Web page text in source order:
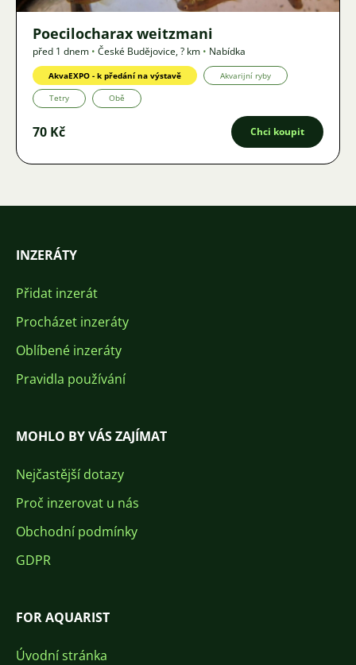
Poecilocharax weitzmani
před 1 dnem • České Budějovice,? km • Nabídka
AkvaEXPO - k předání na výstavě Akvarijní ryby
Tetry Obě
70 Kč Chci koupit
INZERÁTY
Přidat inzerát
Procházet inzeráty
Oblíbené inzeráty
Pravidla používání
MOHLO BY VÁS ZAJÍMAT
Nejčastější dotazy
Proč inzerovat u nás
Obchodní podmínky
GDPR
FOR AQUARIST
Úvodní stránka